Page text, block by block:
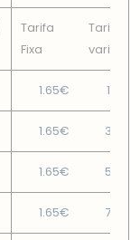
Tarifa
Fixa
Tarifa
variável
1.65€ 1.26€
1.65€ 3.07€
1.65€ 5.23€
1.65€ 7.39€